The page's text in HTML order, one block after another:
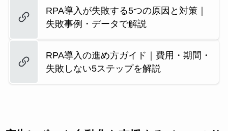
RPA導入が失敗する5つの原因と対策｜
失敗事例・データで解説
RPA導入の進め方ガイド｜費用・期間・
失敗しない5ステップを解説